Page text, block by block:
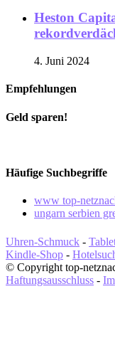
Heston
4. Juni 2024
Empfehlungen
Geld sparen!
Häufige Suchbegriffe
www top-
ungarn serbien
Uhren-Schmuck -
Kindle-Shop -
© Copyright top-
Haftungsausschluss -